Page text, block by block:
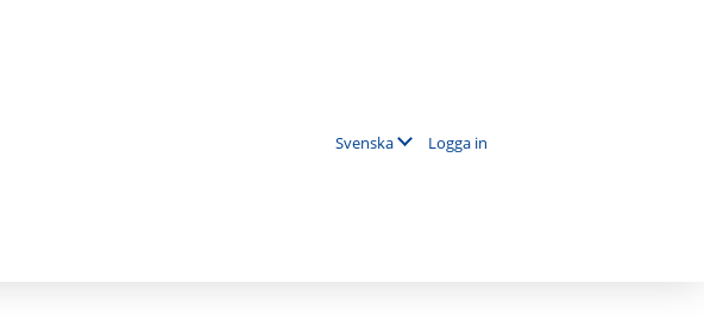
Svenska Logga in